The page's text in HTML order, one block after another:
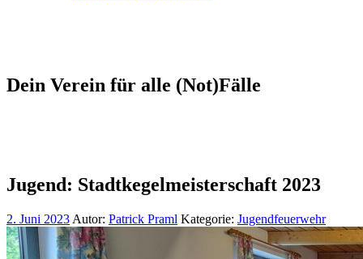
Dein Verein für alle (Not)Fälle
Jugend: Stadtkegelmeisterschaft 2023
2. Juni 2023 Autor: Patrick Praml Kategorie: Jugendfeuerwehr